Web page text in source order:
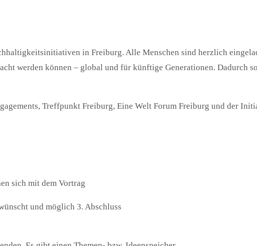
in Freiburg. Alle Menschen sind herzlich
werden können – global und für künftige Generationen. Dadurch
Treffpunkt Freiburg, Eine Welt Forum Freiburg und der
sich mit dem Vortrag
und möglich 3. Abschluss